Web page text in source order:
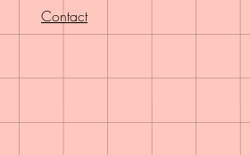
Contact